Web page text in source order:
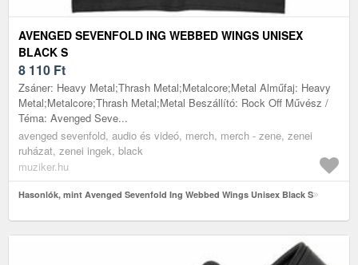
AVENGED SEVENFOLD ING WEBBED WINGS UNISEX
BLACK S
8 110 Ft
Zsáner: Heavy Metal;Thrash Metal;Metalcore;Metal Alműfaj: Heavy
Metal;Metalcore;Thrash Metal;Metal Beszállító: Rock Off Művész /
Téma: Avenged Seve...
avenged sevenfold, audio és videó, merch, merch - zene, zenei
ruházat, zenei ingek, black
muziker.hu
Hasonlók, mint Avenged Sevenfold Ing Webbed Wings Unisex Black S